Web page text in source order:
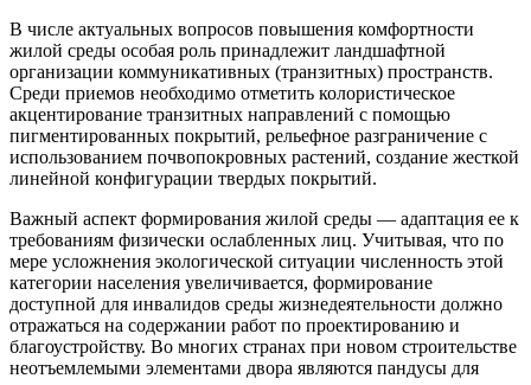
В числе актуальных вопросов повышения комфортности
жилой среды особая роль принадлежит ландшафтной
организации коммуникативных (транзитных) пространств.
Среди приемов необходимо отметить колористическое
акцентирование транзитных направлений с помощью
пигментированных покрытий, рельефное разграничение с
использованием почвопокровных растений, создание жесткой
линейной конфигурации твердых покрытий.
Важный аспект формирования жилой среды — адаптация ее к
требованиям физически ослабленных лиц. Учитывая, что по
мере усложнения экологической ситуации численность этой
категории населения увеличивается, формирование
доступной для инвалидов среды жизнедеятельности должно
отражаться на содержании работ по проектированию и
благоустройству. Во многих странах при новом строительстве
неотъемлемыми элементами двора являются пандусы для